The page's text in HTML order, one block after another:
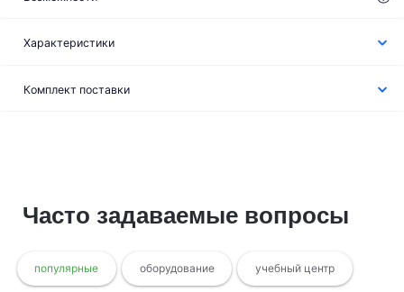
Характеристики
Комплект поставки
Часто задаваемые вопросы
популярные оборудование учебный центр